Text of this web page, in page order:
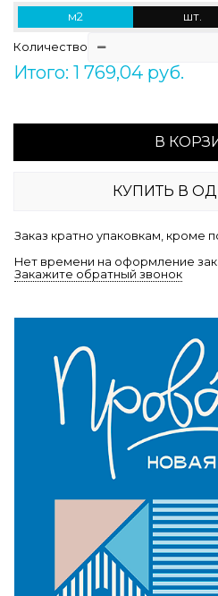
м2 шт.
Количество
Итого: 1 769,04 руб.
В
КУПИТЬ В
Заказ кратно упаковкам, кроме
Нет времени на оформление
Закажите обратный звонок